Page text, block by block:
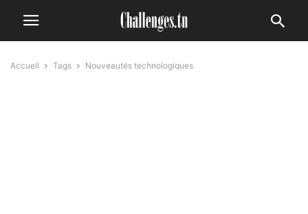
Accueil Tags Nouveautés technologiques